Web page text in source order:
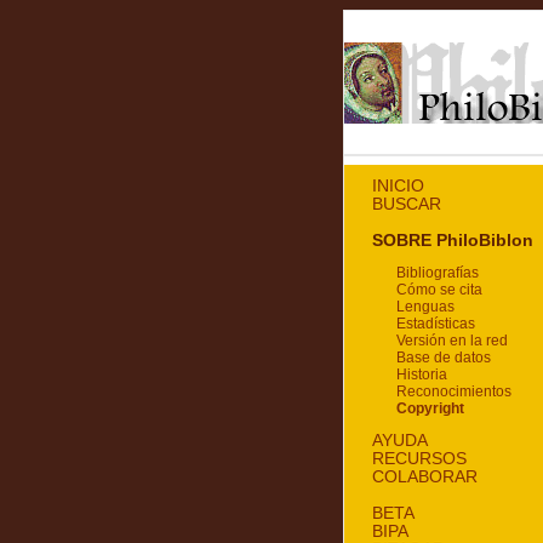
INICIO
BUSCAR
SOBRE PhiloBiblon
Bibliografías
Cómo se cita
Lenguas
Estadísticas
Versión en la red
Base de datos
Historia
Reconocimientos
Copyright
AYUDA
RECURSOS
COLABORAR
BETA
BIPA